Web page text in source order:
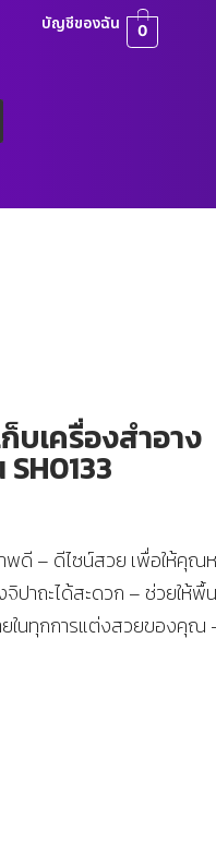
บัญชีของฉัน 0
บเครื่องสำอาง
พดี – ดีไซน์สวย เพื่อให้คุ
จิปาถะได้สะดวก – ช่วยให้
ในทุกการแต่งสวยของคุณ